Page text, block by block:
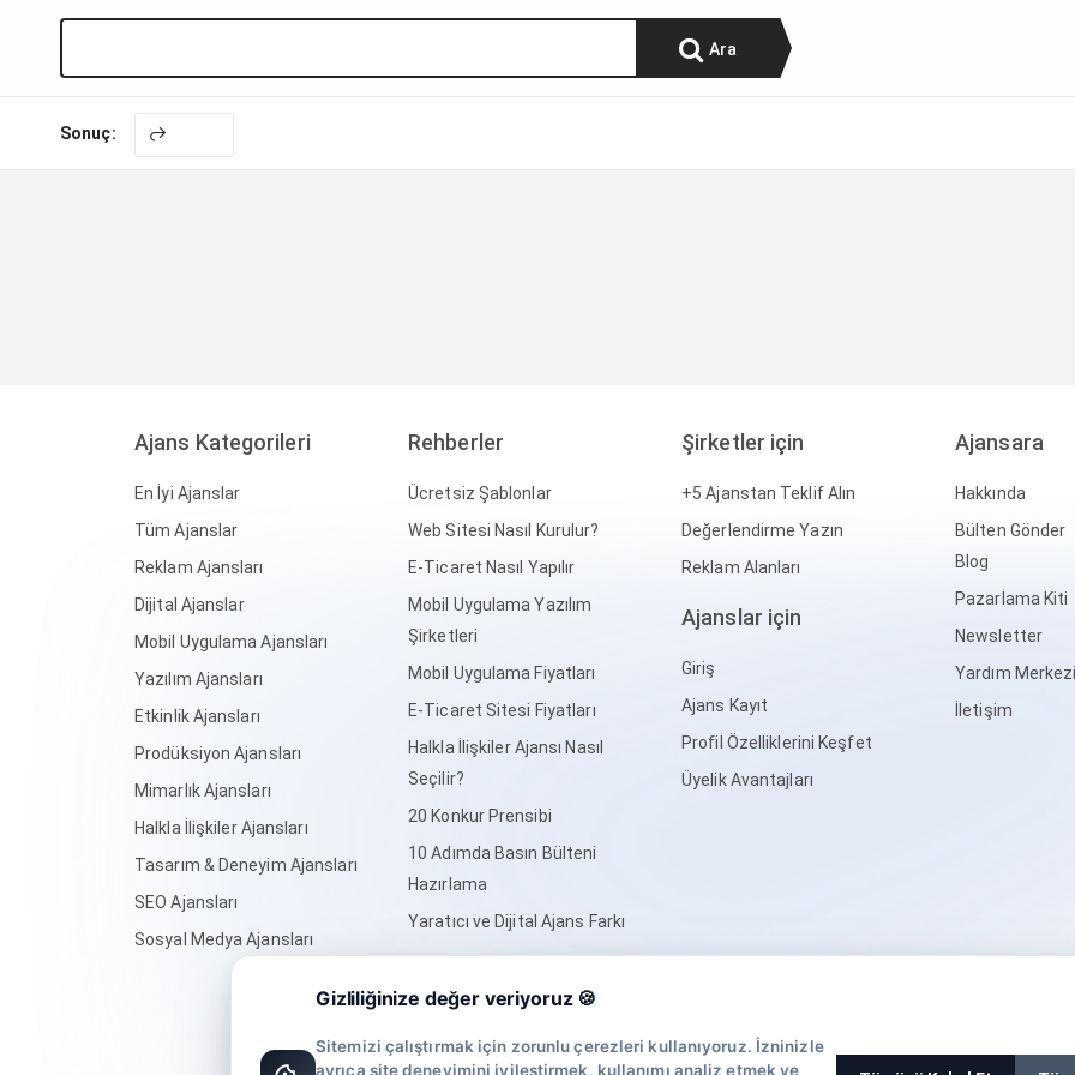
Ajanslardan Teklif Alın
Ara
Sonuç:
Ajans Kategorileri
En İyi Ajanslar
Tüm Ajanslar
Reklam Ajansları
Dijital Ajanslar
Mobil Uygulama Ajansları
Yazılım Ajansları
Etkinlik Ajansları
Prodüksiyon Ajansları
Mimarlık Ajansları
Halkla İlişkiler Ajansları
Tasarım & Deneyim Ajansları
SEO Ajansları
Sosyal Medya Ajansları
Rehberler
Ücretsiz Şablonlar
Web Sitesi Nasıl Kurulur?
E-Ticaret Nasıl Yapılır
Mobil Uygulama Yazılım
Şirketleri
Mobil Uygulama Fiyatları
E-Ticaret Sitesi Fiyatları
Halkla İlişkiler Ajansı Nasıl
Seçilir?
20 Konkur Prensibi
10 Adımda Basın Bülteni
Hazırlama
Yaratıcı ve Dijital Ajans Farkı
Şirketler için
+5 Ajanstan Teklif Alın
Değerlendirme Yazın
Reklam Alanları
Ajanslar için
Giriş
Ajans Kayıt
Profil Özelliklerini Keşfet
Üyelik Avantajları
Ajansara
Hakkında
Bülten Gönder
Blog
Pazarlama Kiti
Newsletter
Yardım Merkezi
İletişim
© 2020 Ajansara, müşteri yorumlarıyla markaların kendilerine en uygun ajansı seçmelerine yardımcı olur ve
Gizliliğinize değer veriyoruz 🍪
Sitemizi çalıştırmak için zorunlu çerezleri kullanıyoruz. İzninizle
ayrıca site deneyimini iyileştirmek, kullanımı analiz etmek ve